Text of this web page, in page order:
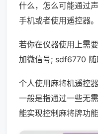
什么，怎么可能通过
手机或者使用遥控器。
若你在仪器使用上需
加微信号; sdf6770 随
个人使用麻将机遥控
一般是指通过一些无
能实现控制麻将牌功